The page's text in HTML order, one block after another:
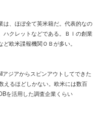
は、ほぼ全て英米籍だ。代表的なの
ハクレットなどである。ＢＩの創業
欧米諜報機関ＯＢが多い。
ジアからスピンアウトしてできた
えるほどしかない。欧米には数百
を活用した調査企業くらい